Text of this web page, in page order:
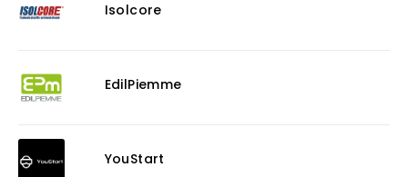
Isolcore
EdilPiemme
YouStart